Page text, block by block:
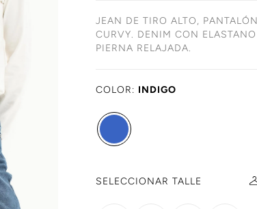
JEAN DE TIRO ALTO,
CURVY. DENIM CON
PIERNA RELAJADA.
COLOR: INDIGO
SELECCIONAR TALLE